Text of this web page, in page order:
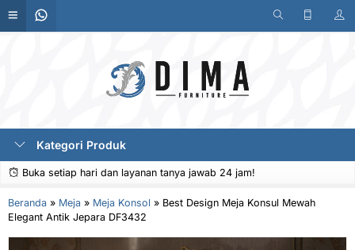
Kategori Produk
Buka setiap hari dan layanan tanya jawab 24 jam!
Beranda » Meja » Meja Konsol » Best Design Meja Konsul Mewah
Elegant Antik Jepara DF3432